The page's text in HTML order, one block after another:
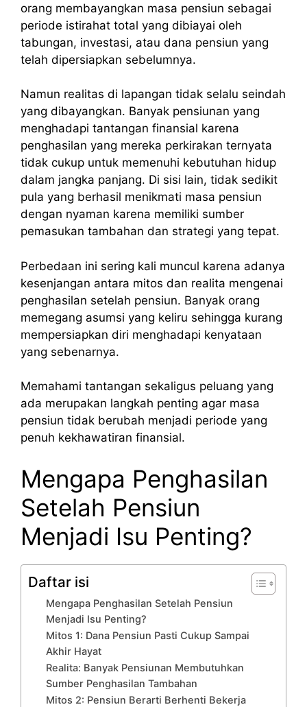
orang membayangkan masa pensiun sebagai
periode istirahat total yang dibiayai oleh
tabungan, investasi, atau dana pensiun yang
telah dipersiapkan sebelumnya.
Namun realitas di lapangan tidak selalu seindah
yang dibayangkan. Banyak pensiunan yang
menghadapi tantangan finansial karena
penghasilan yang mereka perkirakan ternyata
tidak cukup untuk memenuhi kebutuhan hidup
dalam jangka panjang. Di sisi lain, tidak sedikit
pula yang berhasil menikmati masa pensiun
dengan nyaman karena memiliki sumber
pemasukan tambahan dan strategi yang tepat.
Perbedaan ini sering kali muncul karena adanya
kesenjangan antara mitos dan realita mengenai
penghasilan setelah pensiun. Banyak orang
memegang asumsi yang keliru sehingga kurang
mempersiapkan diri menghadapi kenyataan
yang sebenarnya.
Memahami tantangan sekaligus peluang yang
ada merupakan langkah penting agar masa
pensiun tidak berubah menjadi periode yang
penuh kekhawatiran finansial.
Mengapa Penghasilan
Setelah Pensiun
Menjadi Isu Penting?
Daftar isi
Mengapa Penghasilan Setelah Pensiun
Menjadi Isu Penting?
Mitos 1: Dana Pensiun Pasti Cukup Sampai
Akhir Hayat
Realita: Banyak Pensiunan Membutuhkan
Sumber Penghasilan Tambahan
Mitos 2: Pensiun Berarti Berhenti Bekerja